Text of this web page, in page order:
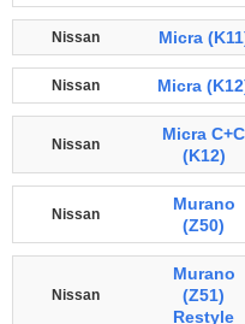
Nissan Micra
Nissan Micra
Nissan
Micra C+C
(K12)
Nissan
Murano
(Z50)
Nissan
Murano
(Z51)
Restyle